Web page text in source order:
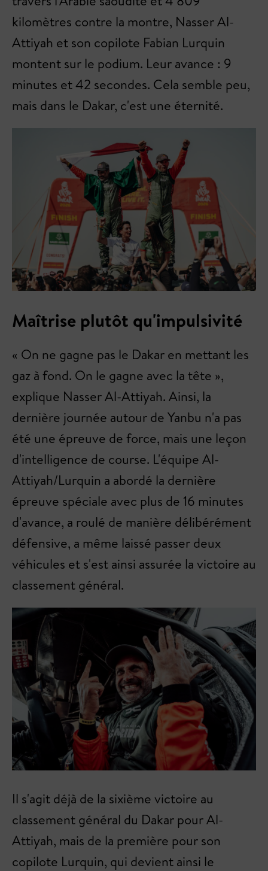
kilomètres contre la montre, Nasser Al-
Attiyah et son copilote Fabian Lurquin
montent sur le podium. Leur avance : 9
minutes et 42 secondes. Cela semble peu,
mais dans le Dakar, c'est une éternité.
Maîtrise plutôt qu'impulsivité
« On ne gagne pas le Dakar en mettant les
gaz à fond. On le gagne avec la tête »,
explique Nasser Al-Attiyah. Ainsi, la
dernière journée autour de Yanbu n'a pas
été une épreuve de force, mais une leçon
d'intelligence de course. L'équipe Al-
Attiyah/Lurquin a abordé la dernière
épreuve spéciale avec plus de 16 minutes
d'avance, a roulé de manière délibérément
défensive, a même laissé passer deux
véhicules et s'est ainsi assurée la victoire au
classement général.
Il s'agit déjà de la sixième victoire au
classement général du Dakar pour Al-
Attiyah, mais de la première pour son
copilote Lurquin, qui devient ainsi le